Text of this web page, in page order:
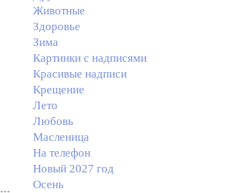
Животные
Здоровье
Зима
Картинки с надписями
Красивые надписи
Крещение
Лето
Любовь
Масленица
На телефон
Новый 2027 год
Осень